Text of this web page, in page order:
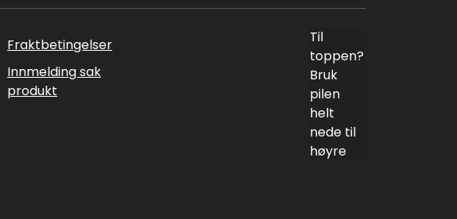
Fraktbetingelser
Innmelding sak
produkt
Til
toppen?
Bruk
pilen
helt
nede til
høyre